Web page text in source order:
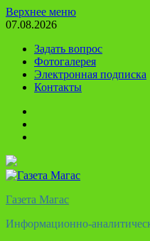
Перейти
к
Верхнее меню
07.08.2026
Задать вопрос
Фотогалерея
Электронная подписка
Контакты
Газета Магас
Информационно-